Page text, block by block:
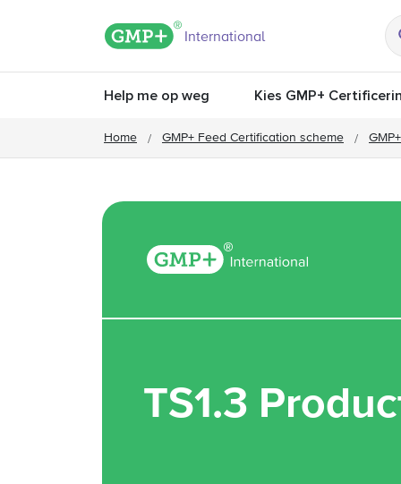
GMP+ logo
International
Help me op weg Kies GMP+
Home GMP+ Feed Certification scheme
TS1.3